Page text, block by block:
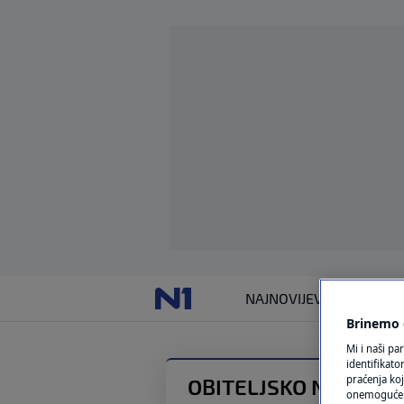
NAJNOVIJEVIJESTI
OBITELJSKO NASILJE
Mi i naši
praćenja